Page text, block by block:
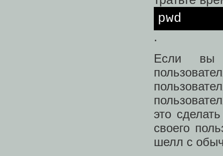
pwd
.
Если вы
это
своего
шелл с